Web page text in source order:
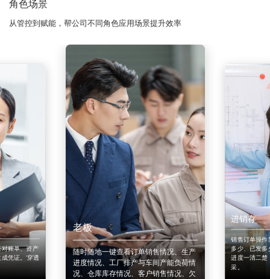
角色场景
从管控到赋能，帮公司不同角色应用场景提升效率
账单、资产
凭证。'穿透
老板
随时随地一键查看订单销售情况、生产
进度情况、工厂排产与车间产能负荷情
况、仓库库存情况、客户销售情况、欠
进销存
销售订单操作
多少、已发多
进度一清二楚
采。